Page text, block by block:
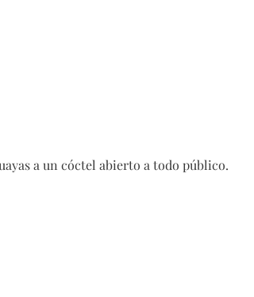
a un cóctel abierto a todo público.